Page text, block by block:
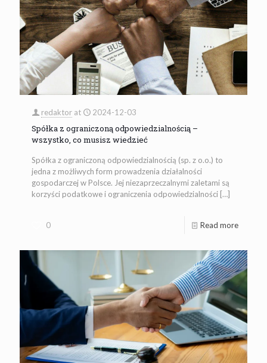
redaktor at 2024-12-03
Spółka z ograniczoną odpowiedzialnością –
wszystko, co musisz wiedzieć
Spółka z ograniczoną odpowiedzialnością (sp. z o.o.) to
jedna z możliwych form prowadzenia działalności
gospodarczej w Polsce. Jej niezaprzeczalnymi zaletami są
korzyści podatkowe i ograniczenia odpowiedzialności […]
0 Read more